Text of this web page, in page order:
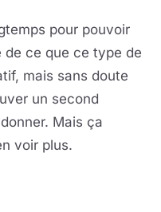
pour pouvoir
de ce que ce type de
mais sans doute
un second
Mais ça
voir plus.